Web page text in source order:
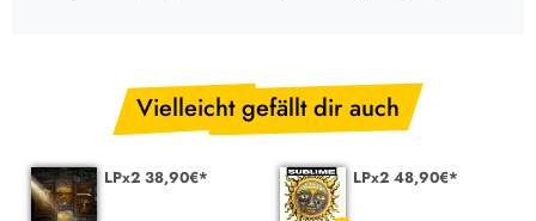
Vielleicht gefällt dir auch
LPx2 38,90€* LPx2 48,90€*